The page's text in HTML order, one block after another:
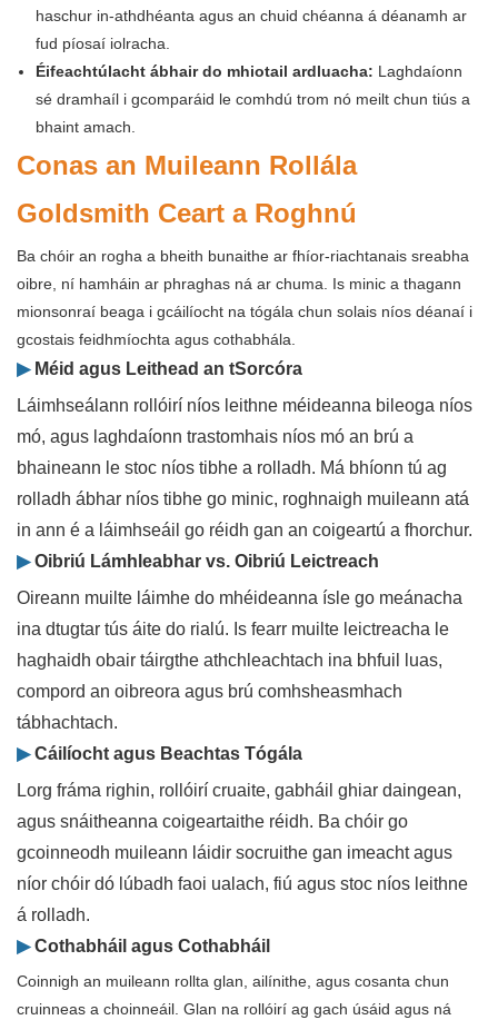
haschur in-athdhéanta agus an chuid chéanna á déanamh ar
fud píosaí iolracha.
Éifeachtúlacht ábhair do mhiotail ardluacha: Laghdaíonn
sé dramhaíl i gcomparáid le comhdú trom nó meilt chun tiús a
bhaint amach.
Conas an Muileann Rollála
Goldsmith Ceart a Roghnú
Ba chóir an rogha a bheith bunaithe ar fhíor-riachtanais sreabha
oibre, ní hamháin ar phraghas ná ar chuma. Is minic a thagann
mionsonraí beaga i gcáilíocht na tógála chun solais níos déanaí i
gcostais feidhmíochta agus cothabhála.
▶Méid agus Leithead an tSorcóra
Láimhseálann rollóirí níos leithne méideanna bileoga níos
mó, agus laghdaíonn trastomhais níos mó an brú a
bhaineann le stoc níos tibhe a rolladh. Má bhíonn tú ag
rolladh ábhar níos tibhe go minic, roghnaigh muileann atá
in ann é a láimhseáil go réidh gan an coigeartú a fhorchur.
▶Oibriú Lámhleabhar vs. Oibriú Leictreach
Oireann muilte láimhe do mhéideanna ísle go meánacha
ina dtugtar tús áite do rialú. Is fearr muilte leictreacha le
haghaidh obair táirgthe athchleachtach ina bhfuil luas,
compord an oibreora agus brú comhsheasmhach
tábhachtach.
▶Cáilíocht agus Beachtas Tógála
Lorg fráma righin, rollóirí cruaite, gabháil ghiar daingean,
agus snáitheanna coigeartaithe réidh. Ba chóir go
gcoinneodh muileann láidir socruithe gan imeacht agus
níor chóir dó lúbadh faoi ualach, fiú agus stoc níos leithne
á rolladh.
▶Cothabháil agus Cothabháil
Coinnigh an muileann rollta glan, ailínithe, agus cosanta chun
cruinneas a choinneáil. Glan na rollóirí ag gach úsáid agus ná